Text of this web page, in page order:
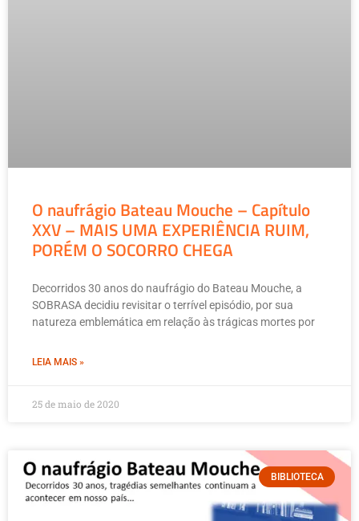
O naufrágio Bateau Mouche – Capítulo
XXV – MAIS UMA EXPERIÊNCIA RUIM,
PORÉM O SOCORRO CHEGA
Decorridos 30 anos do naufrágio do Bateau Mouche, a
SOBRASA decidiu revisitar o terrível episódio, por sua
natureza emblemática em relação às trágicas mortes por
LEIA MAIS »
25 de maio de 2020
BIBLIOTECA